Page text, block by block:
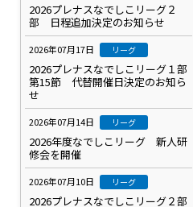
2026プレナスなでしこリーグ２
部 日程追加決定のお知らせ
2026年07月17日 リーグ
2026プレナスなでしこリーグ１部
第15節 代替開催日決定のお知ら
せ
2026年07月14日 リーグ
2026年度なでしこリーグ 新人研
修会を開催
2026年07月10日 リーグ
2026プレナスなでしこリーグ２部